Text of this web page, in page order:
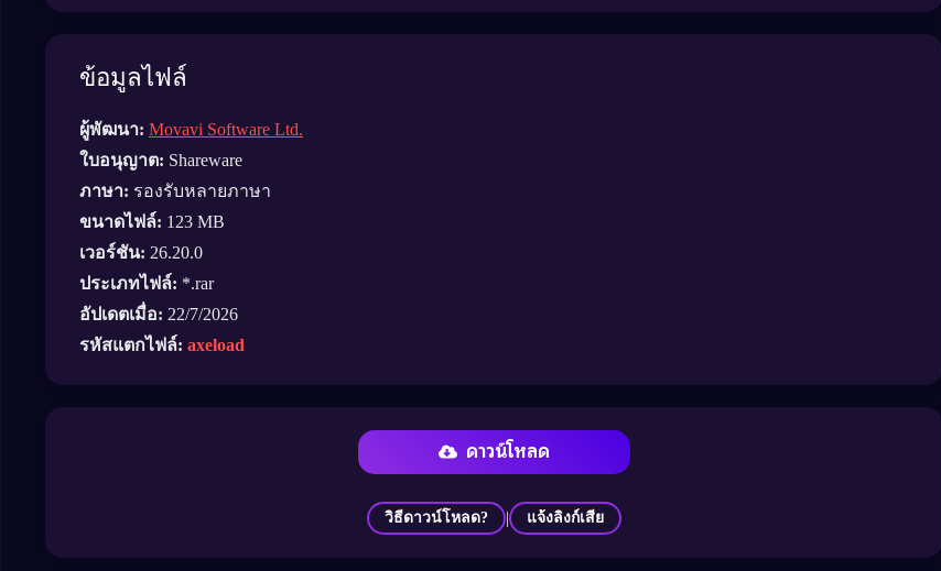
ข้อมูลไฟล์
ผู้พัฒนา: Movavi Software Ltd.
ใบอนุญาต: Shareware
ภาษา: รองรับหลายภาษา
ขนาดไฟล์: 123 MB
เวอร์ชัน: 26.20.0
ประเภทไฟล์: *.rar
อัปเดตเมื่อ: 22/7/2026
รหัสแตกไฟล์: axeload
ดาวน์โหลด
วิธีดาวน์โหลด? | แจ้งลิงก์เสีย